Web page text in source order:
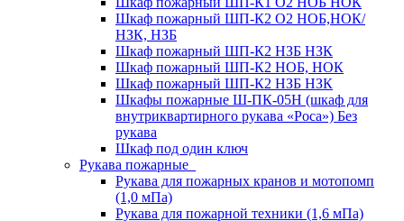
Шкаф пожарный ШП-К2 О2 НОБ,НОК/
НЗК, НЗБ
Шкаф пожарный ШП-К2 НЗБ НЗК
Шкаф пожарный ШП-К2 НОБ, НОК
Шкаф пожарный ШП-К2 НЗБ НЗК
Шкафы пожарные Ш-ПК-05Н (шкаф для
внутриквартирного рукава «Роса») Без
рукава
Шкаф под один ключ
Рукава пожарные
Рукава для пожарных кранов и мотопомп
(1,0 мПа)
Рукава для пожарной техники (1,6 мПа)